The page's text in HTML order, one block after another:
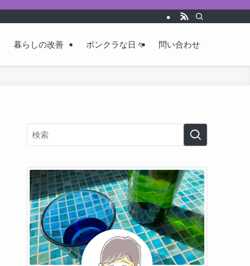
暮らしの改善 ボンクラな日々 問い合わせ